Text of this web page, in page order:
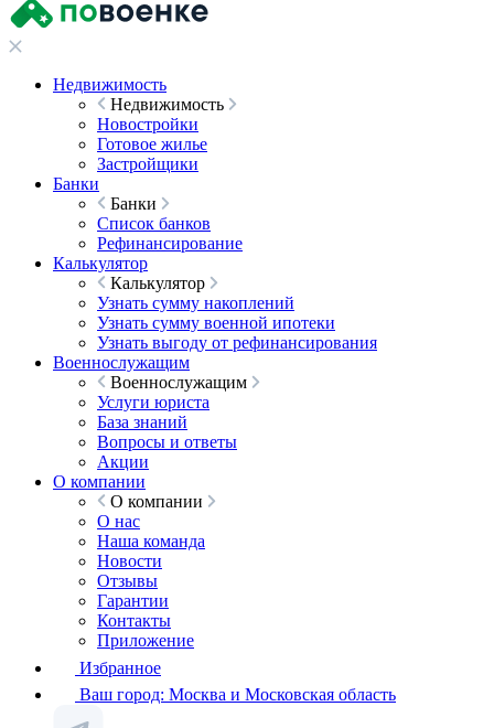
Недвижимость
Недвижимость
Новостройки
Готовое жилье
Застройщики
Банки
Банки
Список банков
Рефинансирование
Калькулятор
Калькулятор
Узнать сумму накоплений
Узнать сумму военной ипотеки
Узнать выгоду от рефинансирования
Военнослужащим
Военнослужащим
Услуги юриста
База знаний
Вопросы и ответы
Акции
О компании
О компании
О нас
Наша команда
Новости
Отзывы
Гарантии
Контакты
Приложение
Избранное
Ваш город: Москва и Московская область